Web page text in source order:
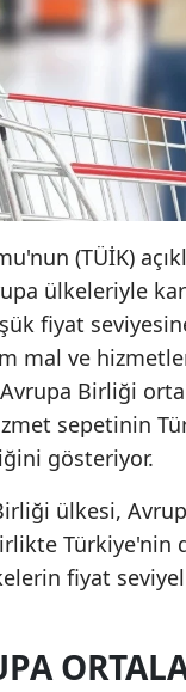
(TÜİK)
ülkeleriyle
fiyat
mal ve
Birliği
sepetinin
gösteriyor.
ülkesi,
Türkiye'nin
fiyat